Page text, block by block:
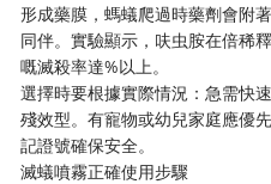
形成藥膜，螞蟻爬過時藥劑會附
同伴。實驗顯示，呋虫胺在倍稀
嘅滅殺率達%以上。
選擇時要根據實際情況：急需快
殘效型。有寵物或幼兒家庭應優
記證號確保安全。
滅蟻噴霧正確使用步驟